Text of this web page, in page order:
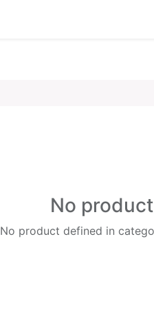
No
No product defined in